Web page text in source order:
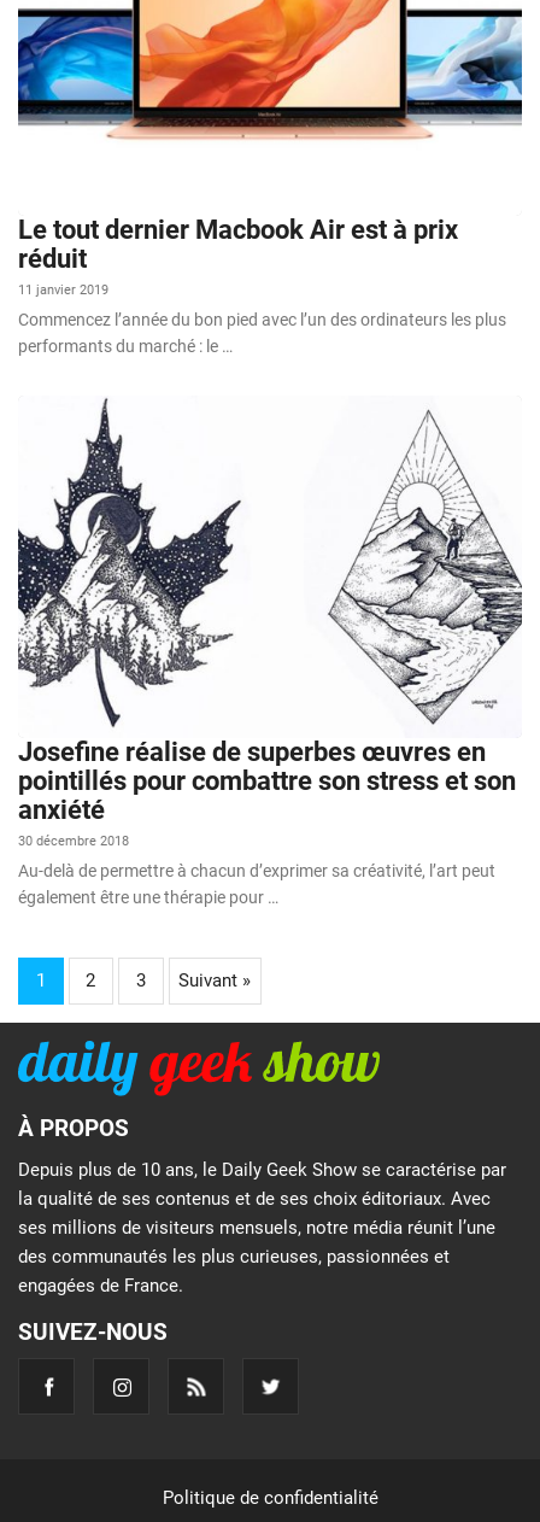
Le tout dernier Macbook Air est à prix
réduit
11 janvier 2019
Commencez l’année du bon pied avec l’un des ordinateurs les plus
performants du marché : le …
Josefine réalise de superbes œuvres en
pointillés pour combattre son stress et son
anxiété
30 décembre 2018
Au-delà de permettre à chacun d’exprimer sa créativité, l’art peut
également être une thérapie pour …
1 2 3 Suivant »
À PROPOS
Depuis plus de 10 ans, le Daily Geek Show se caractérise par
la qualité de ses contenus et de ses choix éditoriaux. Avec
ses millions de visiteurs mensuels, notre média réunit l’une
des communautés les plus curieuses, passionnées et
engagées de France.
SUIVEZ-NOUS
Politique de confidentialité